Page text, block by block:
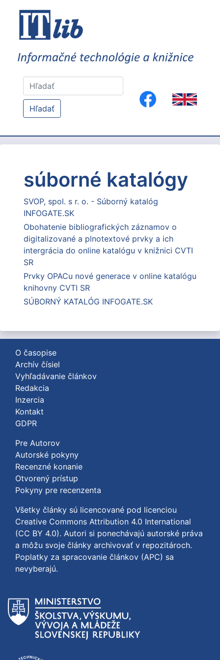
Hľadať
súborné katalógy
SVOP, spol. s r. o. - Súborný katalóg
INFOGATE.SK
Obohatenie bibliografických záznamov o
digitalizované a plnotextové prvky a ich
intergrácia do online katalógu v knižnici CVTI
SR
Prvky OPACu nové generace v online katalógu
knihovny CVTI SR
SÚBORNÝ KATALÓG INFOGATE.SK
O časopise
Archív čísiel
Vyhľadávanie článkov
Redakcia
Inzercia
Kontakt
GDPR
Pre Autorov
Autorské pokyny
Recenzné konanie
Otvorený prístup
Pokyny pre recenzenta
Všetky články sú licencované pod licenciou
Creative Commons Attribution 4.0 International
(CC BY 4.0). Autori si ponechávajú autorské práva
a môžu svoje články archivovať v repozitároch.
Poplatky za spracovanie článkov (APC) sa
nevyberajú.